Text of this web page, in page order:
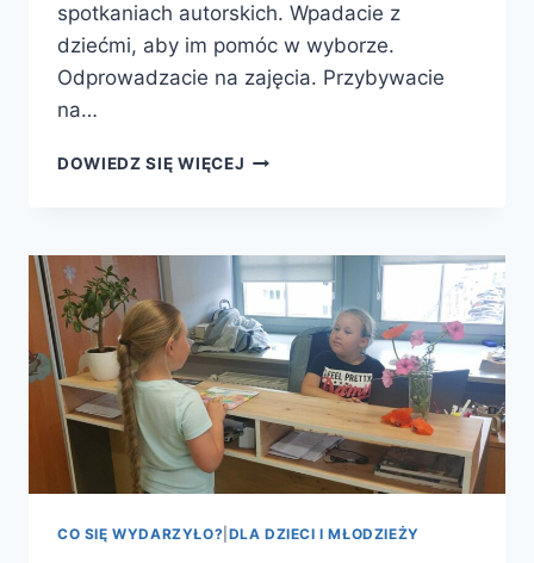
spotkaniach autorskich. Wpadacie z
dziećmi, aby im pomóc w wyborze.
Odprowadzacie na zajęcia. Przybywacie
na…
DOWIEDZ SIĘ WIĘCEJ NASZ
CO SIĘ WYDARZYŁO? DLA DZIECI I MŁODZIEŻY